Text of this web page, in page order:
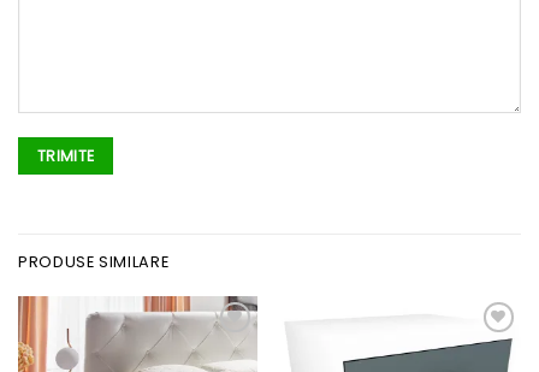
PRODUSE SIMILARE